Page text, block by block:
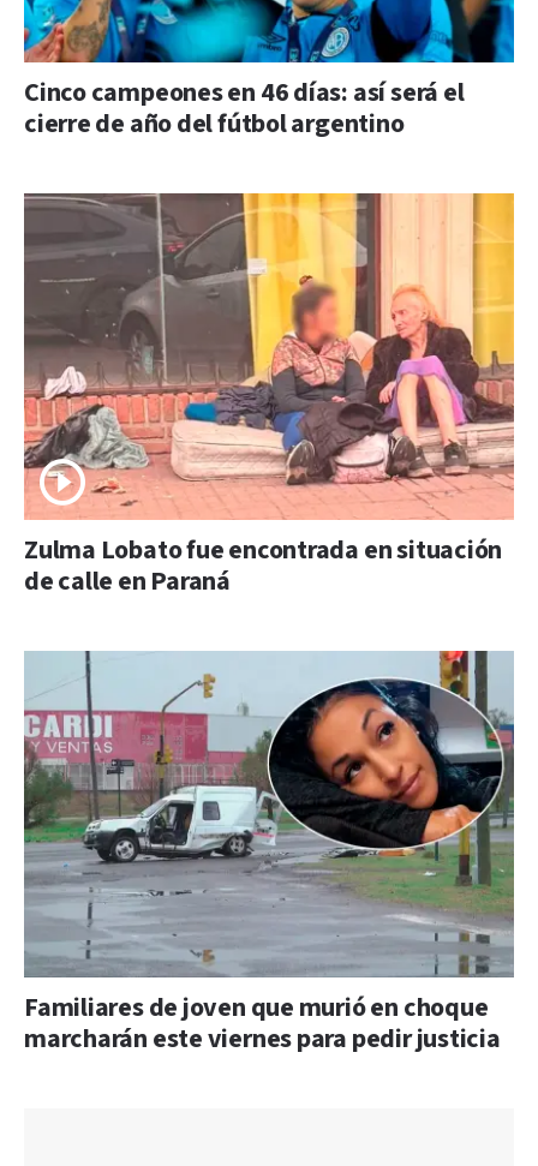
Cinco campeones en 46 días: así será el
cierre de año del fútbol argentino
Zulma Lobato fue encontrada en situación
de calle en Paraná
Familiares de joven que murió en choque
marcharán este viernes para pedir justicia